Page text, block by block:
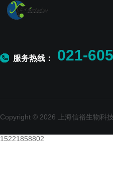
服务热线： 021-
Copyright © 2026 上海信裕生物科
15221858802